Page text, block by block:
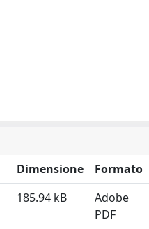
Dimensione
Formato
185.94 kB
Adobe
PDF